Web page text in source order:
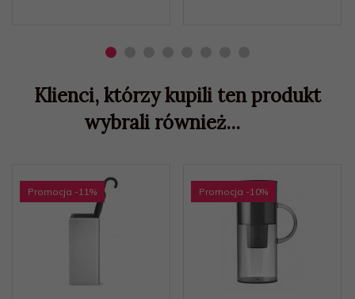
Klienci, którzy kupili ten produkt
wybrali również...
Promocja -11 % Promocja -10%